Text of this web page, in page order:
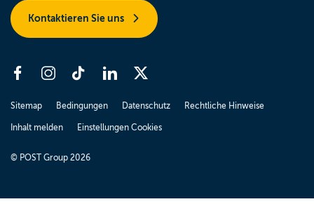
Kontaktieren Sie uns
Sitemap Bedingungen Datenschutz Rechtliche Hinweise
Inhalt melden Einstellungen Cookies
© POST Group 2026